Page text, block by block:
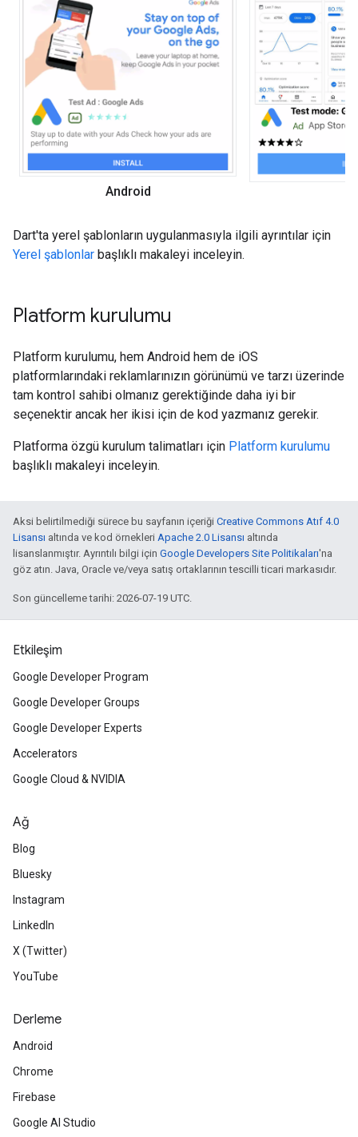
Android
Dart'ta yerel şablonların uygulanmasıyla ilgili ayrıntılar için
Yerel şablonlar başlıklı makaleyi inceleyin.
Platform kurulumu
Platform kurulumu, hem Android hem de iOS
platformlarındaki reklamlarınızın görünümü ve tarzı üzerinde
tam kontrol sahibi olmanız gerektiğinde daha iyi bir
seçenektir ancak her ikisi için de kod yazmanız gerekir.
Platforma özgü kurulum talimatları için Platform kurulumu
başlıklı makaleyi inceleyin.
Aksi belirtilmediği sürece bu sayfanın içeriği Creative Commons Atıf 4.0
Lisansı altında ve kod örnekleri Apache 2.0 Lisansı altında
lisanslanmıştır. Ayrıntılı bilgi için Google Developers Site Politikaları'na
göz atın. Java, Oracle ve/veya satış ortaklarının tescilli ticari markasıdır.
Son güncelleme tarihi: 2026-07-19 UTC.
Etkileşim
Google Developer Program
Google Developer Groups
Google Developer Experts
Accelerators
Google Cloud & NVIDIA
Ağ
Blog
Bluesky
Instagram
LinkedIn
X (Twitter)
YouTube
Derleme
Android
Chrome
Firebase
Google AI Studio